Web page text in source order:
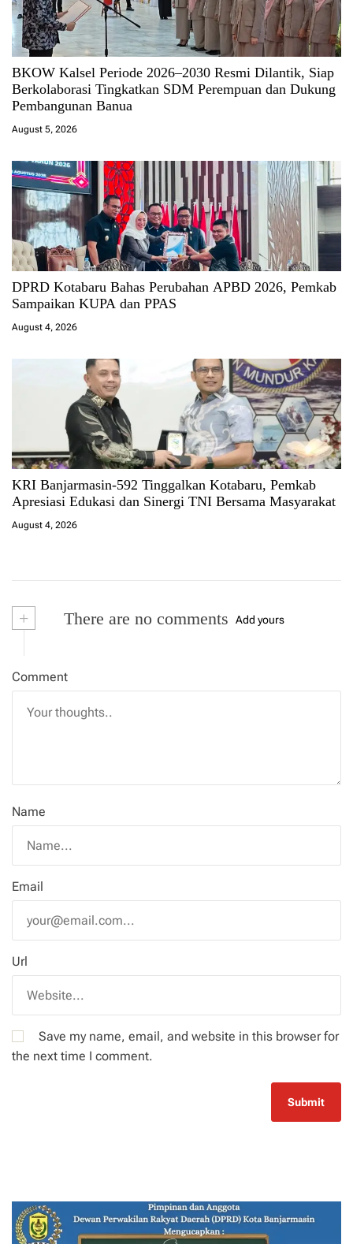
BKOW Kalsel Periode 2026–2030 Resmi Dilantik, Siap
Berkolaborasi Tingkatkan SDM Perempuan dan Dukung
Pembangunan Banua
August 5, 2026
DPRD Kotabaru Bahas Perubahan APBD 2026, Pemkab
Sampaikan KUPA dan PPAS
August 4, 2026
KRI Banjarmasin-592 Tinggalkan Kotabaru, Pemkab
Apresiasi Edukasi dan Sinergi TNI Bersama Masyarakat
August 4, 2026
+ There are no comments Add yours
Comment
Name
Email
Url
Save my name, email, and website in this browser for
the next time I comment.